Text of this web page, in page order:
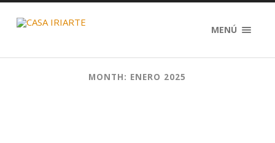
MENÚ
MONTH: ENERO 2025